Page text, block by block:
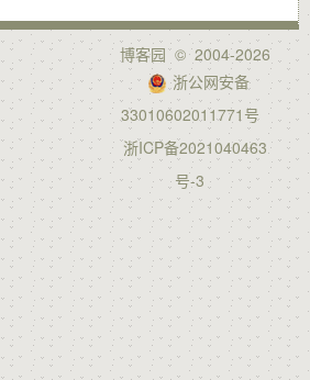
博客园© 2004-2026
浙公网安备
33010602011771号
浙ICP备2021040463
号-3